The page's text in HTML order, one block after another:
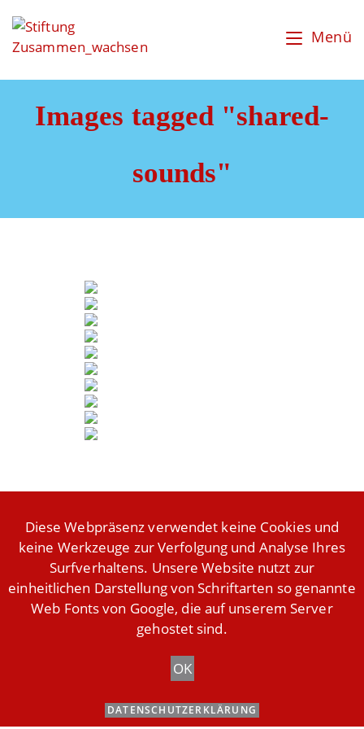
Inhalt
springen
Menü
Images tagged "shared-
sounds"
Transparenz und Kontrolle Kontakt
Impressum
Datenschutzerklärung
Copyright 2026 - Stiftung Zusammen_wachsen | Theme by OceanWP
Diese Webpräsenz verwendet keine Cookies und
keine Werkzeuge zur Verfolgung und Analyse Ihres
Surfverhaltens. Unsere Website nutzt zur
einheitlichen Darstellung von Schriftarten so genannte
Web Fonts von Google, die auf unserem Server
gehostet sind.
OK
DATENSCHUTZERKLÄRUNG